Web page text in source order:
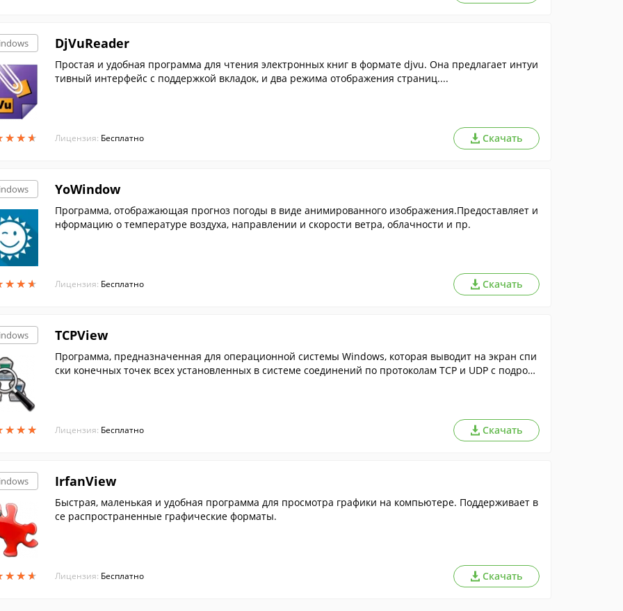
★★★
★★★
DjVuReader
Простая и удобная программа для чтения электронных книг в формате djvu. Она предлагает интуи
тивный интерфейс с поддержкой вкладок, и два режима отображения страниц....
Лицензия: Бесплатно Скачать
★★★
★★★
YoWindow
Программа, отображающая прогноз погоды в виде анимированного изображения.Предоставляет и
нформацию о температуре воздуха, направлении и скорости ветра, облачности и пр.
Лицензия: Бесплатно Скачать
★★★
★★★
TCPView
Программа, предназначенная для операционной системы Windows, которая выводит на экран спи
ски конечных точек всех установленных в системе соединений по протоколам TCP и UDP с подробн
Лицензия: Бесплатно Скачать
★★★
★★★
IrfanView
Быстрая, маленькая и удобная программа для просмотра графики на компьютере. Поддерживает в
се распространенные графические форматы.
Лицензия: Бесплатно Скачать